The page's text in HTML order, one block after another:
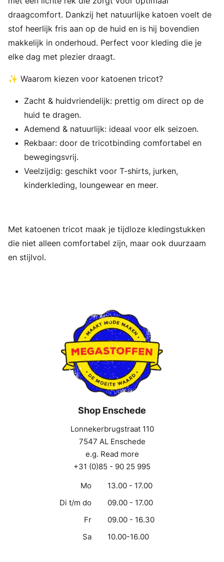
draagcomfort. Dankzij het natuurlijke katoen voelt de
stof heerlijk fris aan op de huid en is hij bovendien
makkelijk in onderhoud. Perfect voor kleding die je
elke dag met plezier draagt.
✨ Waarom kiezen voor katoenen tricot?
Zacht & huidvriendelijk: prettig om direct op de
huid te dragen.
Ademend & natuurlijk: ideaal voor elk seizoen.
Rekbaar: door de tricotbinding comfortabel en
bewegingsvrij.
Veelzijdig: geschikt voor T-shirts, jurken,
kinderkleding, loungewear en meer.
Met katoenen tricot maak je tijdloze kledingstukken
die niet alleen comfortabel zijn, maar ook duurzaam
en stijlvol.
Shop Enschede
Lonnekerbrugstraat 110
7547 AL Enschede
e.g. Read more
+31 (0)85 - 90 25 995
Mo
13.00 - 17.00
Di t/m do
09.00 - 17.00
Fr
09.00 - 16.30
Sa
10.00-16.00